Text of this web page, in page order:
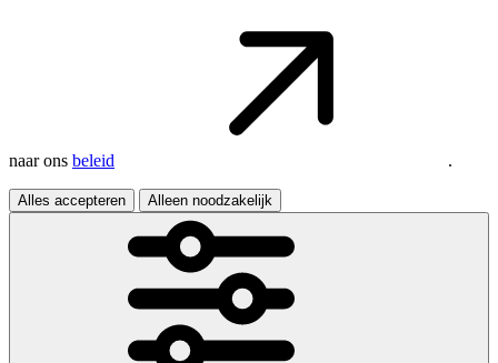
naar ons beleid .
Alles accepteren Alleen noodzakelijk